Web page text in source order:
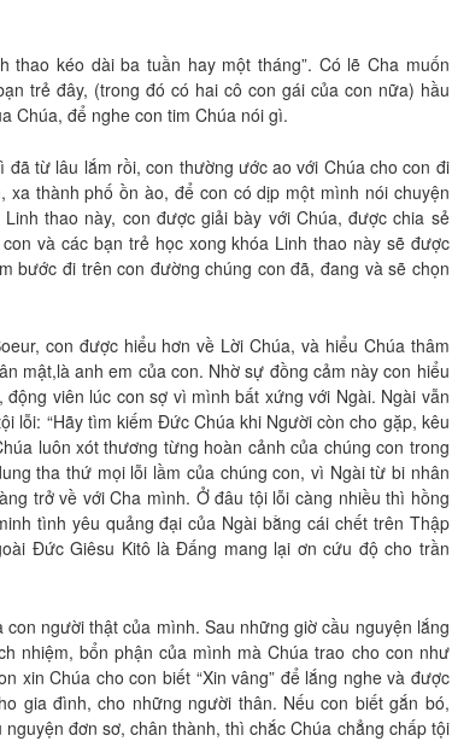
thao kéo dài ba tuần hay một tháng”. Có lẽ Cha muốn
trẻ đây, (trong đó có hai cô con gái của con nữa) hầu
Chúa, để nghe con tim Chúa nói gì.
từ lâu lắm rồi, con thường ước ao với Chúa cho con đi
thành phố ồn ào, để con có dịp một mình nói chuyện
thao này, con được giải bày với Chúa, được chia sẻ
và các bạn trẻ học xong khóa Linh thao này sẽ được
bước đi trên con đường chúng con đã, đang và sẽ chọn
con được hiểu hơn về Lời Chúa, và hiểu Chúa thâm
mật,là anh em của con. Nhờ sự đồng cảm này con hiểu
viên lúc con sợ vì mình bất xứng với Ngài. Ngài vẫn
lỗi: “Hãy tìm kiếm Đức Chúa khi Người còn cho gặp, kêu
luôn xót thương từng hoàn cảnh của chúng con trong
tha thứ mọi lỗi lầm của chúng con, vì Ngài từ bi nhân
trở về với Cha mình. Ở đâu tội lỗi càng nhiều thì hồng
tình yêu quảng đại của Ngài bằng cái chết trên Thập
Đức Giêsu Kitô là Đấng mang lại ơn cứu độ cho trần
người thật của mình. Sau những giờ cầu nguyện lắng
nhiệm, bổn phận của mình mà Chúa trao cho con như
xin Chúa cho con biết “Xin vâng” để lắng nghe và được
gia đình, cho những người thân. Nếu con biết gắn bó,
đơn sơ, chân thành, thì chắc Chúa chẳng chấp tội